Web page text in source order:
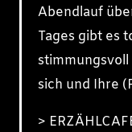
Abendlauf
Tages gibt es
stimmungsvoll
sich und Ihre
>